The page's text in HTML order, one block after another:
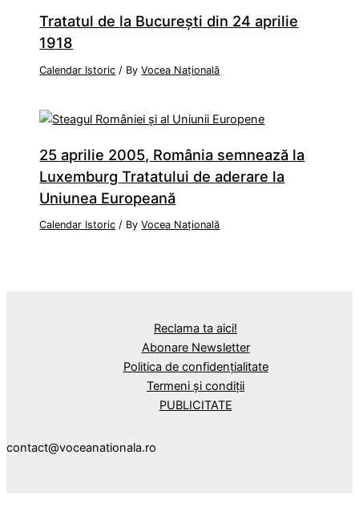
Tratatul de la Bucureşti din 24 aprilie
1918
Calendar Istoric / ByVocea Națională
25 aprilie 2005, România semnează la
Luxemburg Tratatului de aderare la
Uniunea Europeană
Calendar Istoric / ByVocea Națională
Reclama ta aici!
Abonare Newsletter
Politica de confidențialitate
Termeni și condiții
PUBLICITATE
contact@voceanationala.ro